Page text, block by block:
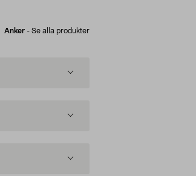
Anker - Se alla produkter